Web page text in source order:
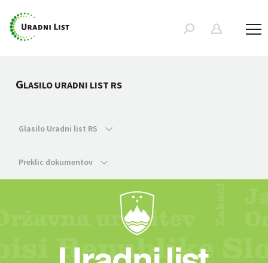
GLASILO URADNI LIST RS
Glasilo Uradni list RS
Preklic dokumentov